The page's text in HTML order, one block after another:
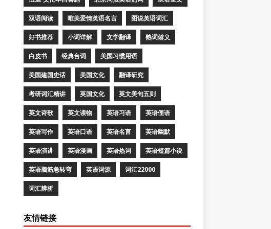
双语阅读 唯美爱情英语名言 图说英语词汇
好书推荐 小词详解 文学翻译 熟词僻义
白皮书 经典台词 美国习惯用语
美国建国史话 美国文化 翻译研究
考研词汇精讲 英国文化 英文美句五则
英文诗歌 英文读物 英语习语 英语俚语
英语写作 英语口语 英语名言 英语幽默
英语演讲 英语漫画 英语热词 英语短篇小说
英语脑筋急转弯 英语词源 词汇22000
词汇辨析
友情链接